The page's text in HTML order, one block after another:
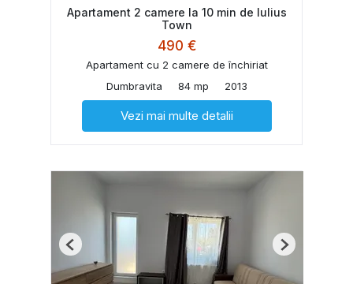
Apartament 2 camere la 10 min de Iulius
Town
490 €
Apartament cu 2 camere de închiriat
Dumbravita
84 mp 2013
Vezi mai multe detalii
Previous Next